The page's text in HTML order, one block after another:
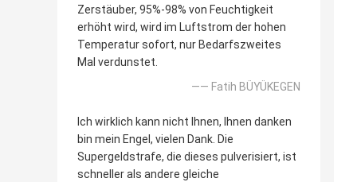
Zerstäuber, 95%-98% von Feuchtigkeit
erhöht wird, wird im Luftstrom der hohen
Temperatur sofort, nur Bedarfszweites
Mal verdunstet.
—— Fatih BÜYÜKEGEN
Ich wirklich kann nicht Ihnen, Ihnen danken
bin mein Engel, vielen Dank. Die
Supergeldstrafe, die dieses pulverisiert, ist
schneller als andere gleiche